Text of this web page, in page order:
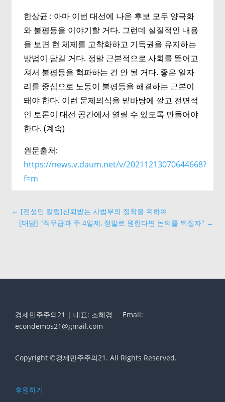
한상균 : 아마 이번 대선에 나온 후보 모두 양극화
와 불평등을 이야기할 거다. 그런데 실질적인 내용
을 보면 현 체제를 고착화하고 기득권을 유지하는
방법이 담길 거다. 정말 근본적으로 사회를 뜯어고
쳐서 불평등을 혁파하는 건 안 될 거다. 좋은 일자
리를 중심으로 노동이 불평등을 해결하는 근본이
돼야 한다. 이런 문제의식을 밑바탕에 깔고 전면적
인 토론이 대선 공간에서 열릴 수 있도록 만들어야
한다. (계속)
원문출처:
https://news.v.daum.net/v/20211213070644668?
f=m
← [전성인 칼럼]신뢰받는 사법부의 정착을 위하여
[대담] "직무급과 주 4일제, 정말로 원한다면 논의를 뒤집자" →
경제민주주의21 | 대표: 조혜경 Email:
econdemos21@gmail.com
Copyright ©경제민주주의21. All Rights Reserved.
후원하기